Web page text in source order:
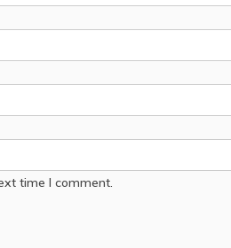
time I comment.